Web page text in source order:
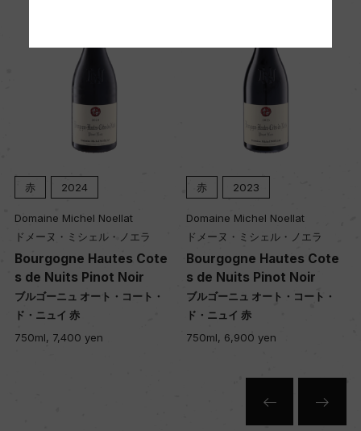
Wine Spectator 得点
醗酵：ステンレスタンク
熟成：オーク樽 (仏産、600L、新樽比率30%)
年間生産量
ー
栽培面積
赤 2024
Domaine Michel Noellat
ドメーヌ・ミシェル・ノエラ
Bourgogne Hautes Cote
s de Nuits Pinot Noir
ブルゴーニュ オート・コート・
ド・ニュイ 赤
750ml, 7,400 yen
赤 2023
Domaine Michel Noellat
ドメーヌ・ミシェル・ノエラ
Bourgogne Hautes Cote
s de Nuits Pinot Noir
ブルゴーニュ オート・コート・
ド・ニュイ 赤
750ml, 6,900 yen